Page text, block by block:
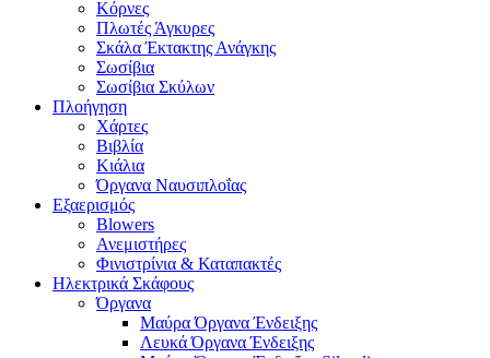
Κόρνες
Πλωτές Άγκυρες
Σκάλα Έκτακτης Ανάγκης
Σωσίβια
Σωσίβια Σκύλων
Πλοήγηση
Χάρτες
Βιβλία
Κιάλια
Όργανα Ναυσιπλοΐας
Εξαερισμός
Blowers
Ανεμιστήρες
Φινιστρίνια & Καταπακτές
Ηλεκτρικά Σκάφους
Όργανα
Μαύρα Όργανα Ένδειξης
Λευκά Όργανα Ένδειξης